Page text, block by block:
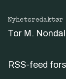
Nyhetsredaktør
Tor M. Nondal
RSS-feed